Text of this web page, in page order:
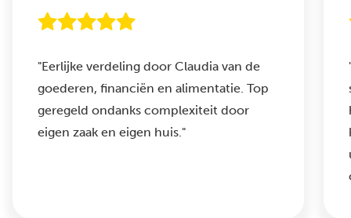
"Eerlijke verdeling door Claudia van de
goederen, financiën en alimentatie. Top
geregeld ondanks complexiteit door
eigen zaak en eigen huis."